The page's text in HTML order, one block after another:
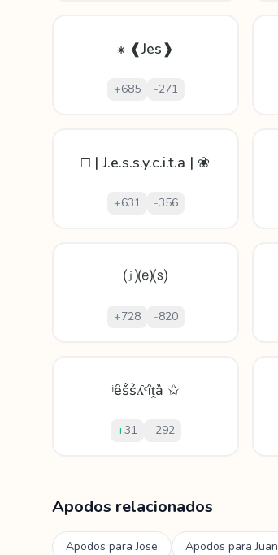
⁕ ❰Jes❱
+685 -271
□ | J.e.s.s.y.c.i.t.a | ❀
+631 -356
⒥⒠⒮
+728 -820
ʲȇṧṥʎᶜîṱȁ ✩
+31 -292
Apodos relacionados
Apodos paraJose Apodos paraJuan